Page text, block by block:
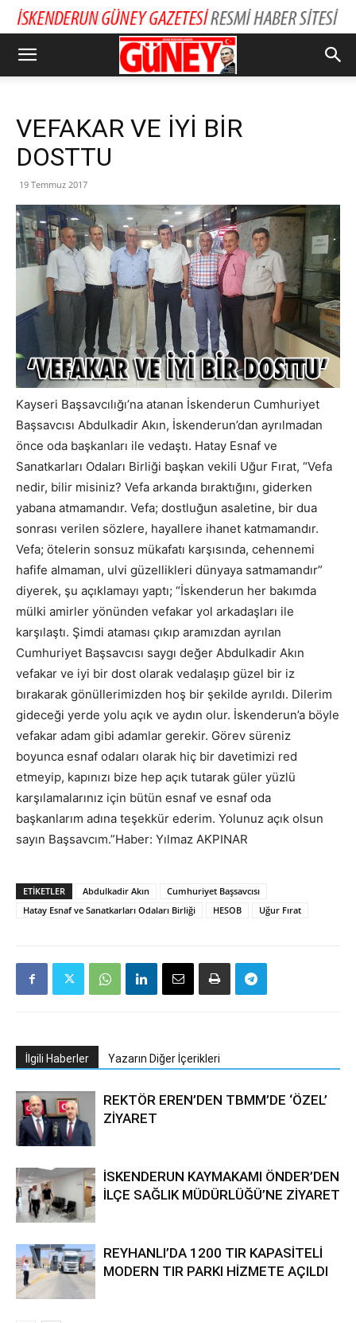
VEFAKAR VE İYİ BİR
DOSTTU
19 Temmuz 2017
Kayseri Başsavcılığı’na atanan İskenderun Cumhuriyet
Başsavcısı Abdulkadir Akın, İskenderun’dan ayrılmadan
önce oda başkanları ile vedaştı. Hatay Esnaf ve
Sanatkarları Odaları Birliği başkan vekili Uğur Fırat, “Vefa
nedir, bilir misiniz? Vefa arkanda bıraktığını, giderken
yabana atmamandır. Vefa; dostluğun asaletine, bir dua
sonrası verilen sözlere, hayallere ihanet katmamandır.
Vefa; ötelerin sonsuz mükafatı karşısında, cehennemi
hafife almaman, ulvi güzellikleri dünyaya satmamandır”
diyerek, şu açıklamayı yaptı; “İskenderun her bakımda
mülki amirler yönünden vefakar yol arkadaşları ile
karşılaştı. Şimdi ataması çıkıp aramızdan ayrılan
Cumhuriyet Başsavcısı saygı değer Abdulkadir Akın
vefakar ve iyi bir dost olarak vedalaşıp güzel bir iz
bırakarak gönüllerimizden hoş bir şekilde ayrıldı. Dilerim
gideceği yerde yolu açık ve aydın olur. İskenderun’a böyle
vefakar adam gibi adamlar gerekir. Görev süreniz
boyunca esnaf odaları olarak hiç bir davetimizi red
etmeyip, kapınızı bize hep açık tutarak güler yüzlü
karşılamalarınız için bütün esnaf ve esnaf oda
başkanlarım adına teşekkür ederim. Yolunuz açık olsun
sayın Başsavcım.”Haber: Yılmaz AKPINAR
ETIKETLER Abdulkadir Akın
Cumhuriyet Başsavcısı
Hatay Esnaf ve Sanatkarları Odaları Birliği
HESOB Uğur Fırat
İlgili Haberler Yazarın Diğer İçerikleri
REKTÖR EREN’DEN TBMM’DE ‘ÖZEL’
ZİYARET
İSKENDERUN KAYMAKAMI ÖNDER’DEN
İLÇE SAĞLIK MÜDÜRLÜĞÜ’NE ZİYARET
REYHANLI’DA 1200 TIR KAPASİTELİ
MODERN TIR PARKI HİZMETE AÇILDI